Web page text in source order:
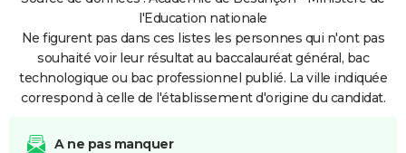
l'Education nationale
Ne figurent pas dans ces listes les personnes qui n'ont pas
souhaité voir leur résultat au baccalauréat général, bac
technologique ou bac professionnel publié. La ville indiquée
correspond à celle de l'établissement d'origine du candidat.
A ne pas manquer